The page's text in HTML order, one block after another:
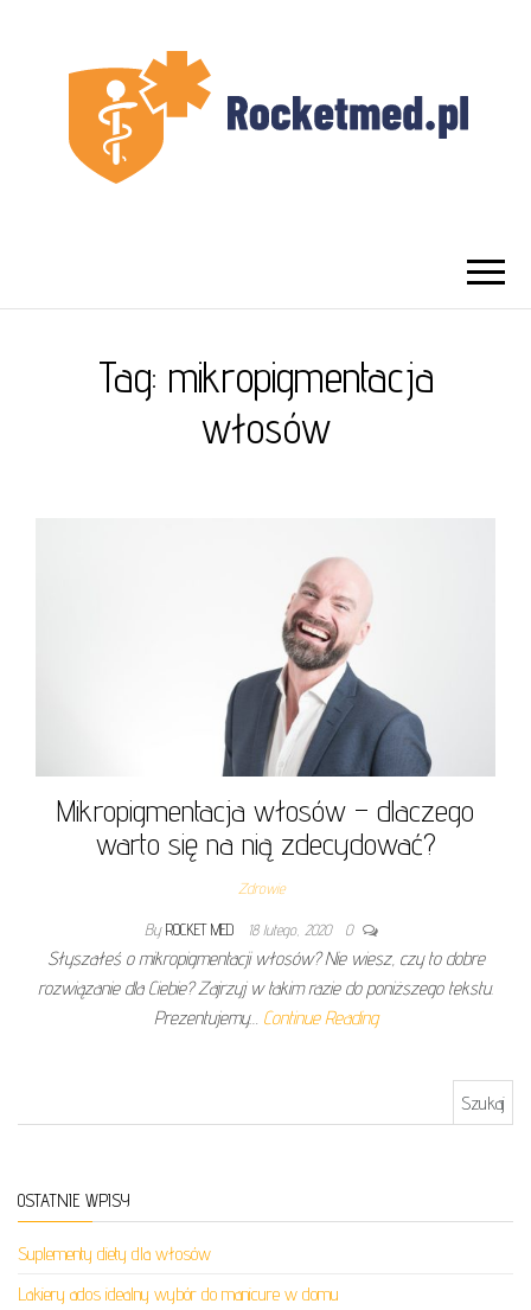
WARSZAWA
Tag: mikropigmentacja
włosów
Mikropigmentacja włosów – dlaczego
warto się na nią zdecydować?
Zdrowie
By ROCKET MED 18 lutego, 2020 0
Słyszałeś o mikropigmentacji włosów? Nie wiesz, czy to dobre
rozwiązanie dla Ciebie? Zajrzyj w takim razie do poniższego tekstu.
Prezentujemy… Continue Reading
OSTATNIE WPISY
Suplementy diety dla włosów
Lakiery ados idealny wybór do manicure w domu